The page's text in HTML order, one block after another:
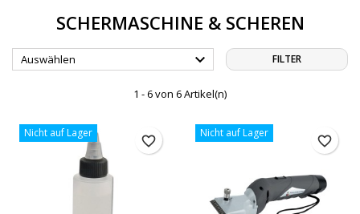
SCHERMASCHINE & SCHEREN
Auswählen  FILTER
1 - 6 von 6 Artikel(n)
Nicht auf Lager
favorite_border
Nicht auf Lager
favorite_border